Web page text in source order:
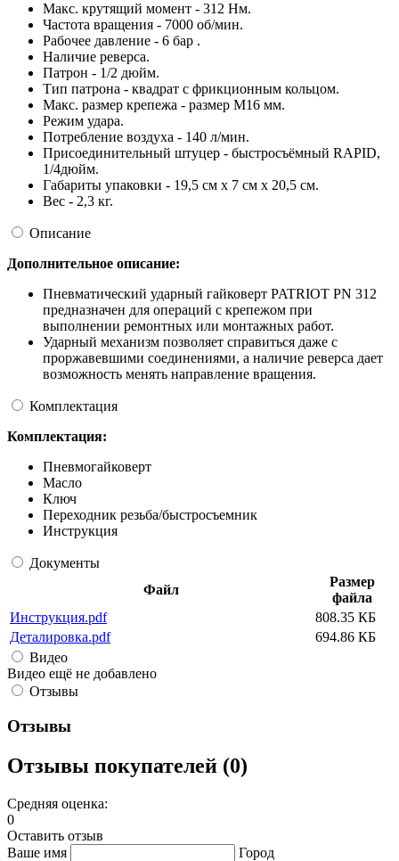
Макс. крутящий момент - 312 Нм.
Частота вращения - 7000 об/мин.
Рабочее давление - 6 бар .
Наличие реверса.
Патрон - 1/2 дюйм.
Тип патрона - квадрат с фрикционным кольцом.
Макс. размер крепежа - размер М16 мм.
Режим удара.
Потребление воздуха - 140 л/мин.
Присоединительный штуцер - быстросъёмный RAPID,
1/4дюйм.
Габариты упаковки - 19,5 см х 7 см х 20,5 см.
Вес - 2,3 кг.
Описание
Дополнительное описание:
Пневматический ударный гайковерт PATRIOT PN 312
предназначен для операций с крепежом при
выполнении ремонтных или монтажных работ.
Ударный механизм позволяет справиться даже с
проржавевшими соединениями, а наличие реверса дает
возможность менять направление вращения.
Комплектация
Комплектация:
Пневмогайковерт
Масло
Ключ
Переходник резьба/быстросъемник
Инструкция
Документы
Файл
Размер
файла
Инструкция.pdf
808.35 КБ
Деталировка.pdf
694.86 КБ
Видео
Видео ещё не добавлено
Отзывы
Отзывы
Отзывы покупателей (0)
Средняя оценка:
0
Оставить отзыв
Ваше имя
Город